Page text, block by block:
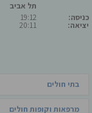
כניסה:
יציאה:
תל אביב
19:12
20:11
בתי חולים
מרפאות וקופות חולים